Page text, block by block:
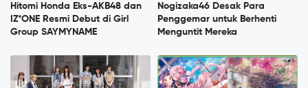
Hitomi Honda Eks-AKB48 dan
IZ*ONE Resmi Debut di Girl
Group SAYMYNAME
Nogizaka46 Desak Para
Penggemar untuk Berhenti
Menguntit Mereka